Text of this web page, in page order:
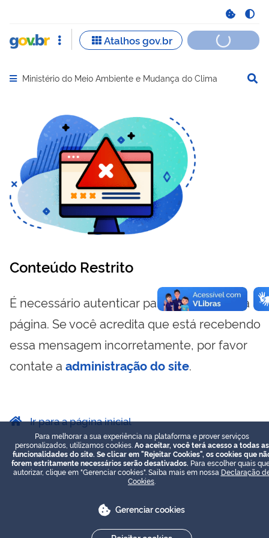
Abrir menu principal de navegação
Ministério do Meio Ambiente e Mudança do Clima
Conteúdo Restrito
É necessário autenticar para visualizar essa
página. Se você acredita que está recebendo
essa mensagem incorretamente, por favor
contate a administração do site.
Ir para a página inicial
Para melhorar a sua experiência na plataforma e prover serviços
personalizados, utilizamos cookies. Ao aceitar, você terá acesso a todas as
funcionalidades do site. Se clicar em "Rejeitar Cookies", os cookies que
forem estritamente necessários serão desativados. Para escolher quais
autorizar, clique em "Gerenciar cookies". Saiba mais em nossa Declaração
Cookies
Gerenciar cookies